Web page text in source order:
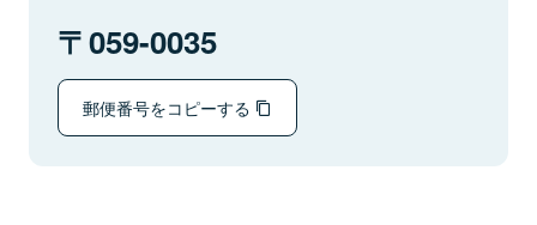
059-0035
郵便番号をコピーする